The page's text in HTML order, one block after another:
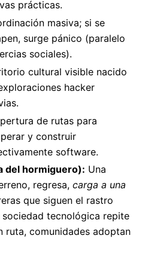
prácticas.
masiva; si se
surge pánico (paralelo
sociales).
cultural visible nacido
hacker
de rutas para
y construir
software.
del hormiguero): Una
regresa, carga a una
que siguen el rastro
tecnológica repite
ruta, comunidades adoptan